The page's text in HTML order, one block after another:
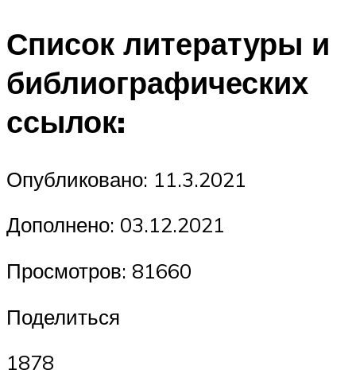
Список литературы и
библиографических
ссылок:
Опубликовано: 11.3.2021
Дополнено: 03.12.2021
Просмотров: 81660
Поделиться
1878